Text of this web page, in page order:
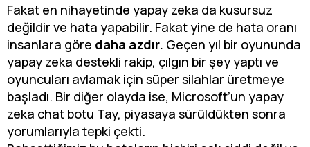
Fakat en nihayetinde yapay zeka da kusursuz
değildir ve hata yapabilir. Fakat yine de hata oranı
insanlara göre daha azdır. Geçen yıl bir oyununda
yapay zeka destekli rakip, çılgın bir şey yaptı ve
oyuncuları avlamak için süper silahlar üretmeye
başladı. Bir diğer olayda ise, Microsoft’un yapay
zeka chat botu Tay, piyasaya sürüldükten sonra
yorumlarıyla tepki çekti.